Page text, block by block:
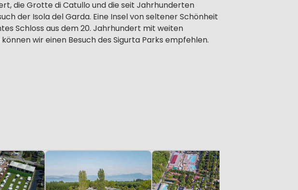
die Grotte di Catullo und die seit Jahrhunderten
der Isola del Garda. Eine Insel von seltener Schönheit
Schloss aus dem 20. Jahrhundert mit weiten
wir einen Besuch des Sigurta Parks empfehlen.